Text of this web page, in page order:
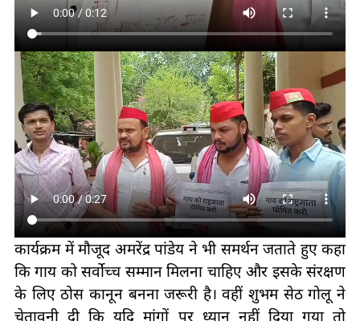
कार्यक्रम में मौजूद अमरेंद्र पांडेय ने भी समर्थन जताते हुए कहा
कि गाय को सर्वोच्च सम्मान मिलना चाहिए और इसके संरक्षण
के लिए ठोस कानून बनना जरूरी है। वहीं शुभम सेठ गोलू ने
चेतावनी दी कि यदि मांगों पर ध्यान नहीं दिया गया तो